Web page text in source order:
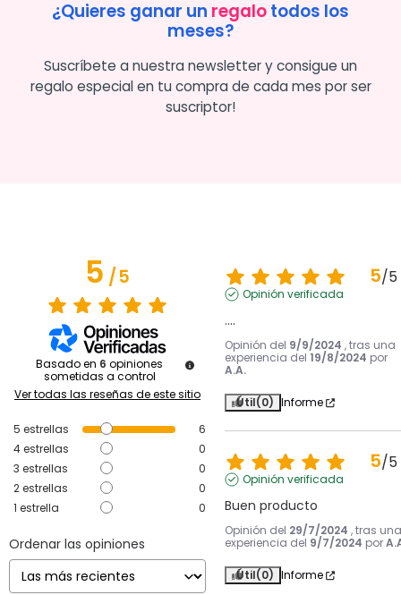
¿Quieres ganar un regalotodos los
meses?
Suscríbete a nuestra newsletter y consigue un
regalo especial en tu compra de cada mes por ser
suscriptor!
5/5
Basado en 6 opiniones
sometidas a control
Ver todas las reseñas de este sitio
5 estrellas
6
4estrellas
0
3 estrellas
0
2estrellas
0
1 estrella 0
Ordenar las opiniones
5/5
Opinión verificada
....
Opinión del 9/9/2024 , tras una
experiencia del 19/8/2024 por
A.A.
Útil(0) Informe
5/5
Opinión verificada
Buen producto
Opinión del 29/7/2024 , tras una
experiencia del 9/7/2024 por
Útil(0) Informe